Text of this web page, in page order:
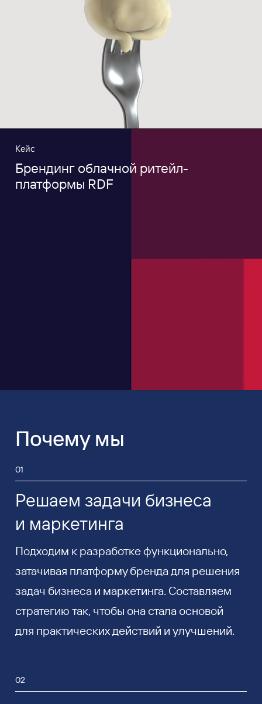
Кейс
Брендинг облачной ритейл-
платформы RDF
Почему мы
01
Решаем задачи бизнеса
и маркетинга
Подходим к разработке функционально,
затачивая платформу бренда для решения
задач бизнеса и маркетинга. Составляем
стратегию так, чтобы она стала основой
для практических действий и улучшений.
02